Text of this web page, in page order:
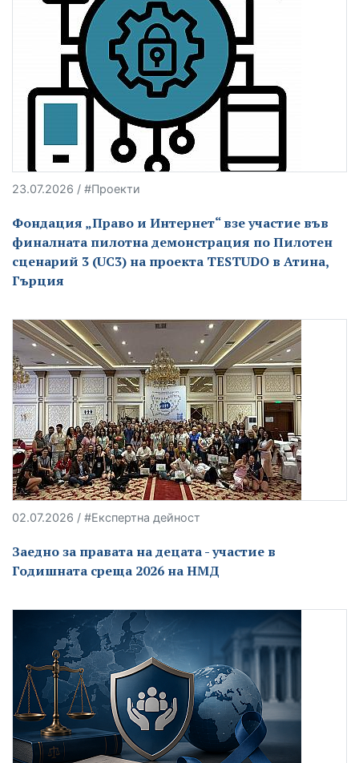
23.07.2026 / #Проекти
Фондация „Право и Интернет“ взе участие във
финалната пилотна демонстрация по Пилотен
сценарий 3 (UC3) на проекта TESTUDO в Атина,
Гърция
02.07.2026 / #Експертна дейност
Заедно за правата на децата - участие в
Годишната среща 2026 на НМД